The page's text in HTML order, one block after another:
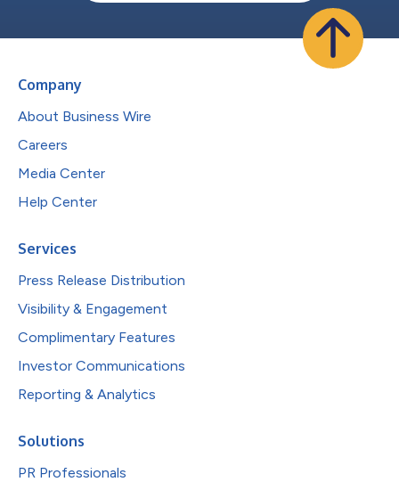
Company
About Business Wire
Careers
Media Center
Help Center
Services
Press Release Distribution
Visibility & Engagement
Complimentary Features
Investor Communications
Reporting & Analytics
Solutions
PR Professionals